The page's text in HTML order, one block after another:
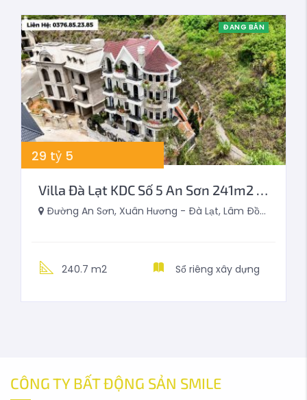
ĐANG BÁN
29 tỷ 5
Villa Đà Lạt KDC Số 5 An Sơn 241m2 Phong Cách Pháp Cổ
Đường An Sơn, Xuân Hương - Đà Lạt, Lâm Đồng, Việt Nam
240.7 m2 Sổ riêng xây dựng
CÔNG TY BẤT ĐỘNG SẢN SMILE